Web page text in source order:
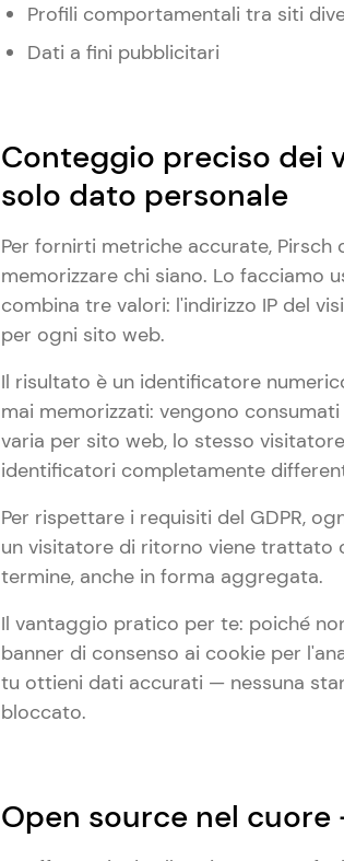
Profili comportamentali tra siti
Dati a fini pubblicitari
Conteggio preciso dei
solo dato personale
Per fornirti metriche accurate,
memorizzare chi siano. Lo facciamo
combina tre valori: l'indirizzo IP del
per ogni sito web.
Il risultato è un identificatore
mai memorizzati: vengono
varia per sito web, lo stesso
identificatori completamente
Per rispettare i requisiti del GDPR,
un visitatore di ritorno viene trattato
termine, anche in forma aggregata.
Il vantaggio pratico per te: poiché
banner di consenso ai cookie per
tu ottieni dati accurati — nessuna
bloccato.
Open source nel